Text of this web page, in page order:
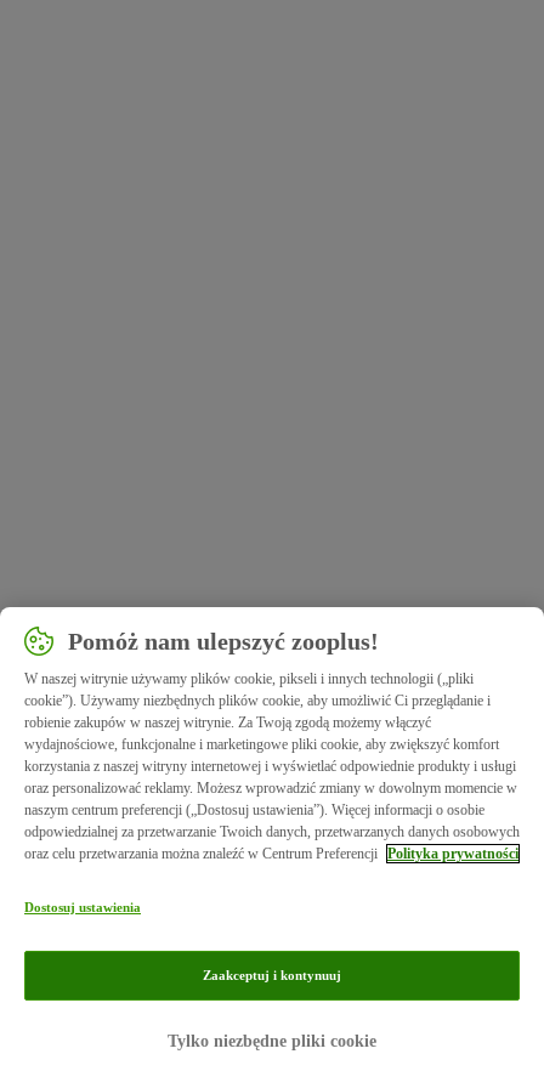
Pomóż nam ulepszyć zooplus!
W naszej witrynie używamy plików cookie, pikseli i innych technologii („pliki
cookie”). Używamy niezbędnych plików cookie, aby umożliwić Ci przeglądanie i
robienie zakupów w naszej witrynie. Za Twoją zgodą możemy włączyć
wydajnościowe, funkcjonalne i marketingowe pliki cookie, aby zwiększyć komfort
korzystania z naszej witryny internetowej i wyświetlać odpowiednie produkty i usługi
oraz personalizować reklamy. Możesz wprowadzić zmiany w dowolnym momencie w
naszym centrum preferencji („Dostosuj ustawienia”). Więcej informacji o osobie
odpowiedzialnej za przetwarzanie Twoich danych, przetwarzanych danych osobowych
oraz celu przetwarzania można znaleźć w Centrum Preferencji Polityka prywatności
Dostosuj ustawienia
Tylko niezbędne pliki cookie
Zaakceptuj i kontynuuj